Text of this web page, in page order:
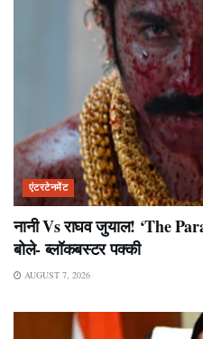
एंटरटेनमेंट
नानी Vs राघव जुयाल! ‘The
बोले- ब्लॉकबस्टर पक्की
AUGUST 7, 2026